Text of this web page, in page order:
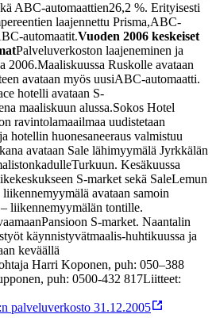
ABC-automaattien26,2 %. Erityisesti
laajennettu Prisma,ABC-
automaatit.Vuoden 2006 keskeiset
Palveluverkoston laajeneminen ja
2006.Maaliskuussa Ruskolle avataan
avataan myös uusiABC-automaatti.
hotelli avataan S-
maaliskuun alussa.Sokos Hotel
ravintolamaailmaa uudistetaan
hotellin huonesaneeraus valmistuu
avataan Sale lähimyymälä Jyrkkälän
Turkuun. Kesäkuussa
S-market sekä SaleLemun
avataan samoin
liikennemyymälän tontille.
Pansioon S-market. Naantalin
käynnistyvätmaalis-huhtikuussa ja
keväällä
Harri Koponen, puh: 050–388
puh: 0500-432 817Liitteet:
palveluverkosto 31.12.2005